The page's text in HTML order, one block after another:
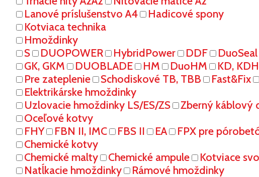
Lanové príslušenstvo A4
Hadicové spony
Kotviaca technika
Hmoždinky
S
DUOPOWER HybridPower DDF DuoSeal
GK, GKM
DUOBLADE HM DuoHM KD,
Pre zateplenie
Schodiskové TB, TBB Fast&Fix
Elektrikárske hmoždinky
Uzlovacie hmoždinky LS/ES/ZS
Zberný káblový
Oceľové kotvy
FHY
FBN II, IMC FBS II EA FPX pre
Chemické kotvy
Chemické malty
Chemické ampule Kotviace
Natĺkacie hmoždinky
Rámové hmoždinky